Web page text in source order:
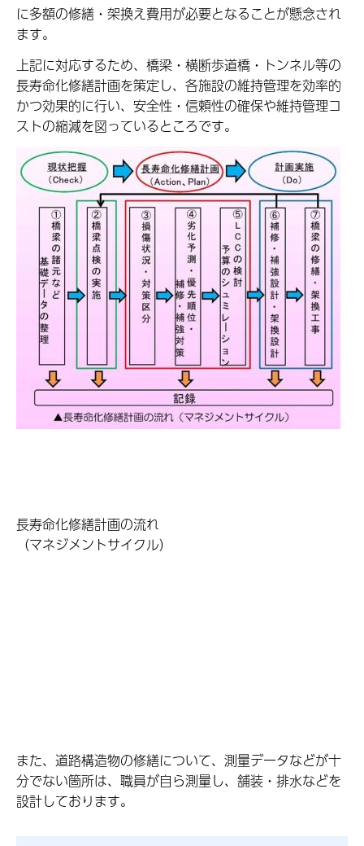
に多額の修繕・架換え費用が必要となることが懸念され
ます。
上記に対応するため、橋梁・横断歩道橋・トンネル等の
長寿命化修繕計画を策定し、各施設の維持管理を効率的
かつ効果的に行い、安全性・信頼性の確保や維持管理コ
ストの縮減を図っているところです。
長寿命化修繕計画の流れ
（マネジメントサイクル）
また、道路構造物の修繕について、測量データなどが十
分でない箇所は、職員が自ら測量し、舗装・排水などを
設計しております。